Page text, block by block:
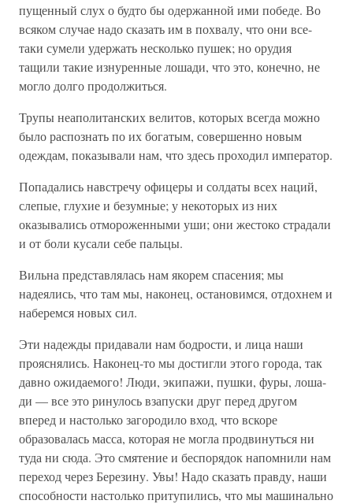
пущенный слух о будто бы одержанной ими победе. Во
всяком случае надо сказать им в похвалу, что они все-
таки сумели удержать несколько пушек; но орудия
тащили такие изнуренные лошади, что это, конечно, не
могло долго продолжиться.
Трупы неаполитанских велитов, которых всегда можно
было распознать по их богатым, совершенно новым
одеждам, показывали нам, что здесь проходил император.
Попадались навстречу офицеры и солдаты всех наций,
слепые, глухие и безумные; у некоторых из них
оказывались отмороженными уши; они жестоко страдали
и от боли кусали себе пальцы.
Вильна представлялась нам якорем спасения; мы
надеялись, что там мы, наконец, остановимся, отдохнем и
наберемся новых сил.
Эти надежды придавали нам бодрости, и лица наши
прояснялись. Наконец-то мы достигли этого города, так
давно ожидаемого! Люди, экипажи, пушки, фуры, лоша-
ди — все это ринулось взапуски друг перед другом
вперед и настолько загородило вход, что вскоре
образовалась масса, которая не могла продвинуться ни
туда ни сюда. Это смятение и беспорядок напомнили нам
переход через Березину. Увы! Надо сказать правду, наши
способности настолько притупились, что мы машинально